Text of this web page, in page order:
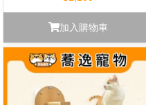
加入購物車